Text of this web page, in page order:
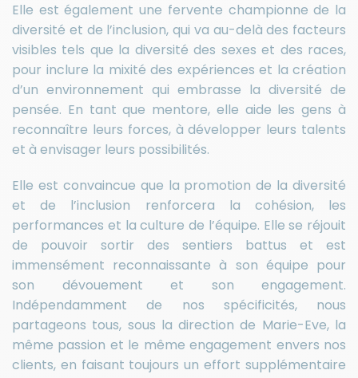
Elle est également une fervente championne de la
diversité et de l’inclusion, qui va au-delà des facteurs
visibles tels que la diversité des sexes et des races,
pour inclure la mixité des expériences et la création
d’un environnement qui embrasse la diversité de
pensée. En tant que mentore, elle aide les gens à
reconnaître leurs forces, à développer leurs talents
et à envisager leurs possibilités.
Elle est convaincue que la promotion de la diversité
et de l’inclusion renforcera la cohésion, les
performances et la culture de l’équipe. Elle se réjouit
de pouvoir sortir des sentiers battus et est
immensément reconnaissante à son équipe pour
son dévouement et son engagement.
Indépendamment de nos spécificités, nous
partageons tous, sous la direction de Marie-Eve, la
même passion et le même engagement envers nos
clients, en faisant toujours un effort supplémentaire